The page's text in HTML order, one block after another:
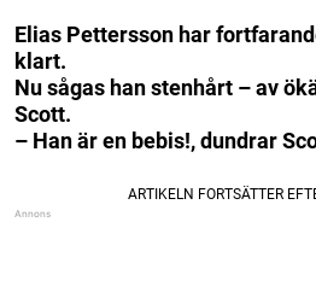
Elias Pettersson har
klart.
Nu sågas han stenhårt – av
Scott.
– Han är en bebis!, dundrar